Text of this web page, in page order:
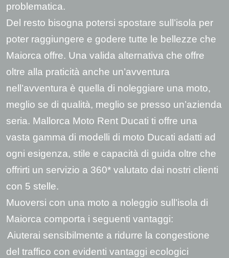
problematica.
Del resto bisogna potersi spostare sull’isola per
poter raggiungere e godere tutte le bellezze che
Maiorca offre. Una valida alternativa che offre
oltre alla praticità anche un’avventura
nell’avventura è quella di noleggiare una moto,
meglio se di qualità, meglio se presso un’azienda
seria. Mallorca Moto Rent Ducati ti offre una
vasta gamma di modelli di moto Ducati adatti ad
ogni esigenza, stile e capacità di guida oltre che
offrirti un servizio a 360* valutato dai nostri clienti
con 5 stelle.
Muoversi con una moto a noleggio sull’isola di
Maiorca comporta i seguenti vantaggi:
Aiuterai sensibilmente a ridurre la congestione
del traffico con evidenti vantaggi ecologici